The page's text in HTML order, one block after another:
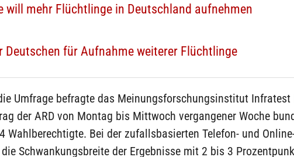
will mehr Flüchtlinge in Deutschland aufnehmen
Deutschen für Aufnahme weiterer Flüchtlinge
Umfrage befragte das Meinungsforschungsinstitut Infratest
der ARD von Montag bis Mittwoch vergangener Woche
Wahlberechtigte. Bei der zufallsbasierten Telefon- und
Schwankungsbreite der Ergebnisse mit 2 bis 3